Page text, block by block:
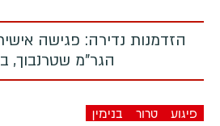
הזדמנות נדירה: פגישה
הגר"מ שטרנבוך,
פיגוע טרור בנימין